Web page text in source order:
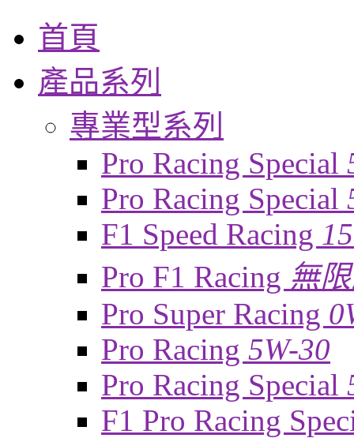
首頁
產品系列
專業型系列
Pro Racing Special
Pro Racing Special
F1 Speed Racing
Pro F1 Racing 無
Pro Super Racing
Pro Racing 5W-30
Pro Racing Special
F1 Pro Racing